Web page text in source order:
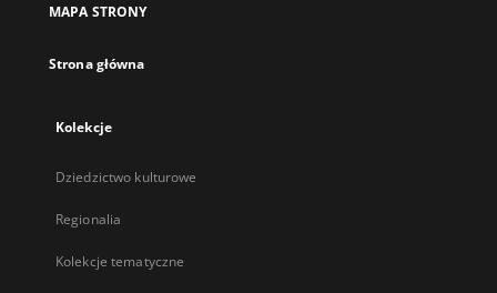
karcie
MAPA STRONY
Strona główna
Kolekcje
Dziedzictwo kulturowe
Regionalia
Kolekcje tematyczne